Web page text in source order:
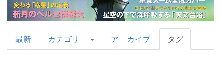
AstroArts
最新 カテゴリー アーカイブ タグ